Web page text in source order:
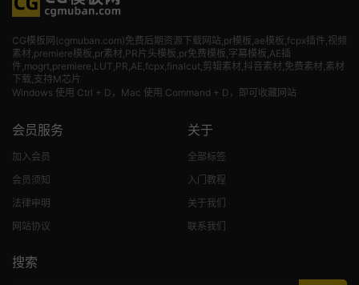
CG模板网(cgmuban.com)免费后期资源下载网站,pr模板,ae模板,fcpx插件,视频
素材 ,premiere模板,pr素材,PR片头模板,pr免费模板,字幕模板,AE插
件,mogrt,premiere,LUT,PR,AE,fcpx,finalcut,剪辑素材,抖音素材,免费素材,素材
下载,支持M芯片
Windows 使用 Ctrl + D，Mac 使用 Command + D，即可收藏网站
会员服务
加入会员
会员须知
法律申明
网站协议
关于
全部标签
入门教程
关于我们
联系我们
搜索